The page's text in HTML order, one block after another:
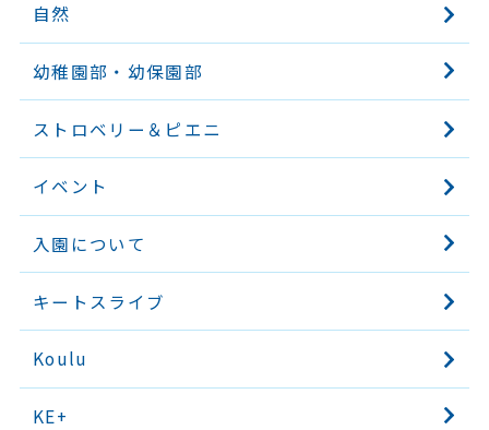
自然
幼稚園部・幼保園部
ストロベリー＆ピエニ
イベント
入園について
キートスライブ
Koulu
KE+